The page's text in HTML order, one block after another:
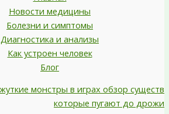
Новости медицины
Болезни и симптомы
Диагностика и анализы
Как устроен человек
Блог
монстры в играх обзор существ
которые пугают до дрожи